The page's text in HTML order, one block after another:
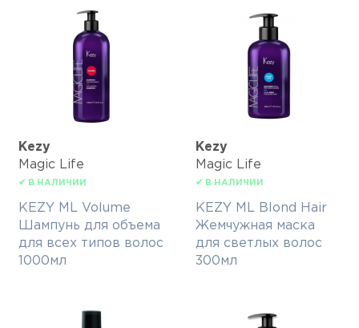
Kezy
Magic Life
✔ В НАЛИЧИИ
KEZY ML Volume
Шампунь для объема
для всех типов волос
1000мл
Kezy
Magic Life
✔ В НАЛИЧИИ
KEZY ML Blond Hair
Жемчужная маска
для светлых волос
300мл